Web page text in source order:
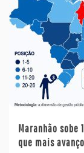
Maranhão sobe
que mais